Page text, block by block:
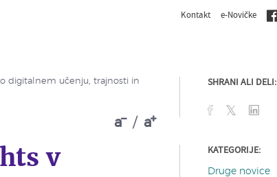
Kontakt e-Novičke
o digitalnem učenju, trajnosti in
a / a
v
SHRANI ALI DELI:
KATEGORIJE:
Druge novice